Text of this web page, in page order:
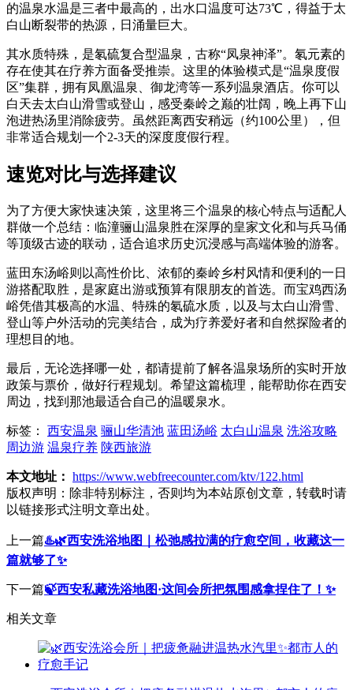
的温泉水温是三者中最高的，出水口温度可达73℃，得益于太
白山断裂带的热源，日涌量巨大。
其水质特殊，是氡硫复合型温泉，古称“凤泉神泽”。氡元素的
存在使其在疗养方面备受推崇。这里的体验模式是“温泉度假
区”集群，拥有凤凰温泉、御龙湾等一系列温泉酒店。你可以
白天去太白山滑雪或登山，感受秦岭之巅的壮阔，晚上再下山
泡进热汤里消除疲劳。虽然距离西安稍远（约100公里），但
非常适合规划一个2-3天的深度度假行程。
速览对比与选择建议
为了方便大家快速决策，这里将三个温泉的核心特点与适配人
群做一个总结：临潼骊山温泉胜在深厚的皇家文化和与兵马俑
等顶级古迹的联动，适合追求历史沉浸感与高端体验的游客。
蓝田东汤峪则以高性价比、浓郁的秦岭乡村风情和便利的一日
游搭配取胜，是家庭出游或预算有限朋友的首选。而宝鸡西汤
峪凭借其极高的水温、特殊的氡硫水质，以及与太白山滑雪、
登山等户外活动的完美结合，成为疗养爱好者和自然探险者的
理想目的地。
最后，无论选择哪一处，都请提前了解各温泉场所的实时开放
政策与票价，做好行程规划。希望这篇梳理，能帮助你在西安
周边，找到那池最适合自己的温暖泉水。
标签： 西安温泉 骊山华清池 蓝田汤峪 太白山温泉 洗浴攻略
周边游 温泉疗养 陕西旅游
本文地址： https://www.webfreecounter.com/ktv/122.html
版权声明： 除非特别标注，否则均为本站原创文章，转载时请
以链接形式注明文章出处。
上一篇♨️🌿西安洗浴地图｜松弛感拉满的疗愈空间，收藏这一
篇就够了✨
下一篇🍃西安私藏洗浴地图·这间会所把氛围感拿捏住了！✨
相关文章